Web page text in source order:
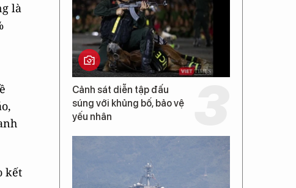
là
kết
Cảnh sát diễn tập đấu
súng với khủng bố, bảo vệ
yếu nhân